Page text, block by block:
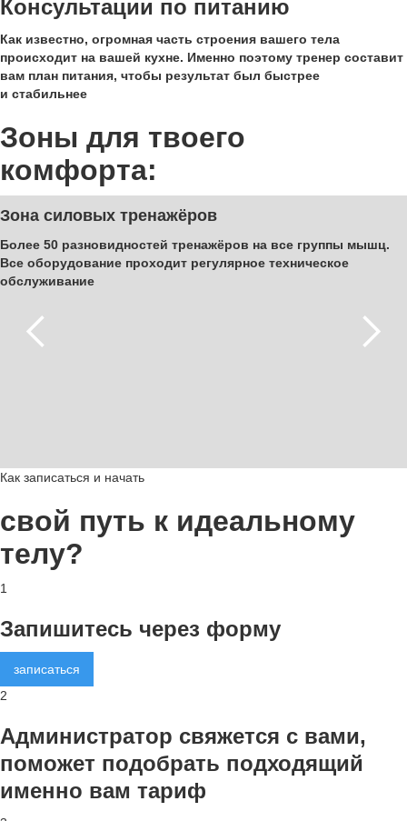
Консультации по питанию
Как известно, огромная часть строения вашего тела
происходит на вашей кухне. Именно поэтому тренер составит
вам план питания, чтобы результат был быстрее
и стабильнее
Зоны для твоего
комфорта:
Зона силовых тренажёров
Более 50 разновидностей тренажёров на все группы мышц.
Все оборудование проходит регулярное техническое
обслуживание
Как записаться и начать
свой путь к идеальному
телу?
1
Запишитесь через форму
записаться
2
Администратор свяжется с вами,
поможет подобрать подходящий
именно вам тариф